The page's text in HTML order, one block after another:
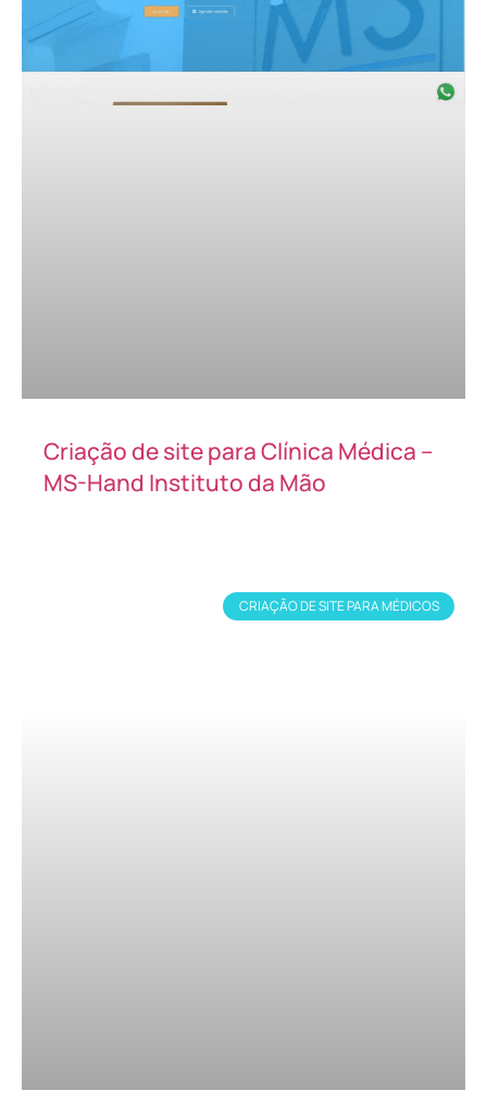
Criação de site para Clínica Médica –
MS-Hand Instituto da Mão
CRIAÇÃO DE SITE PARA MÉDICOS